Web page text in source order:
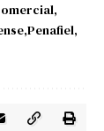
Penafiel